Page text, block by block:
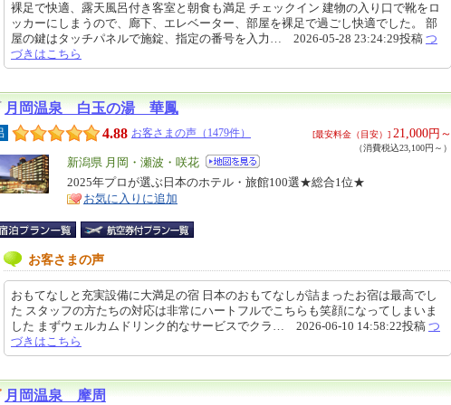
裸足で快適、露天風呂付き客室と朝食も満足 チェックイン 建物の入り口で靴をロ
ッカーにしまうので、廊下、エレベーター、部屋を裸足で過ごし快適でした。 部
屋の鍵はタッチパネルで施錠、指定の番号を入力… 2026-05-28 23:24:29投稿 つ
づきはこちら
月岡温泉 白玉の湯 華鳳
4.88 お客さまの声（1479件） [最安料金（目安）] 21,000円～
（消費税込23,100円～）
エ
リ
ア
新潟県 月岡・瀬波・咲花
特
徴
2025年プロが選ぶ日本のホテル・旅館100選★総合1位★
お気に入りに追加
お客さまの声
おもてなしと充実設備に大満足の宿 日本のおもてなしが詰まったお宿は最高でし
た スタッフの方たちの対応は非常にハートフルでこちらも笑顔になってしまいま
した まずウェルカムドリンク的なサービスでクラ… 2026-06-10 14:58:22投稿 つ
づきはこちら
月岡温泉 摩周